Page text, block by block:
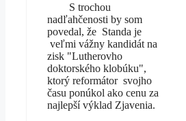
S trochou
nadľahčenosti by som
povedal, že Standa je
veľmi vážny kandidát na
zisk "Lutherovho
doktorského klobúku",
ktorý reformátor svojho
času ponúkol ako cenu za
najlepší výklad Zjavenia.